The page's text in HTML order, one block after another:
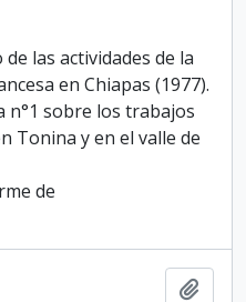
las actividades de la
en Chiapas (1977).
n°1 sobre los trabajos
Tonina y en el valle de
de